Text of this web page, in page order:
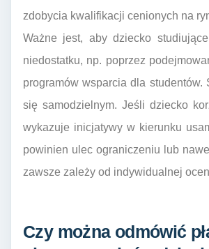
zdobycia kwalifikacji cenionych na
Ważne jest, aby dziecko
niedostatku, np. poprzez
programów wsparcia dla
się samodzielnym. Jeśli dziecko
wykazuje inicjatywy w kierunku
powinien ulec ograniczeniu lub
zawsze zależy od indywidualnej
Czy można odmówić